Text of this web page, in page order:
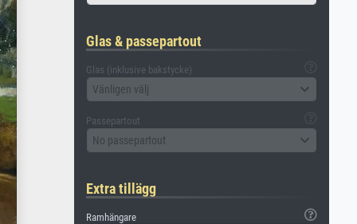
Glas & passepartout
Glas (inklusive bakstycke)
Vänligen välj
Passepartout
No passepartout
Extra tillägg
Ramhängare